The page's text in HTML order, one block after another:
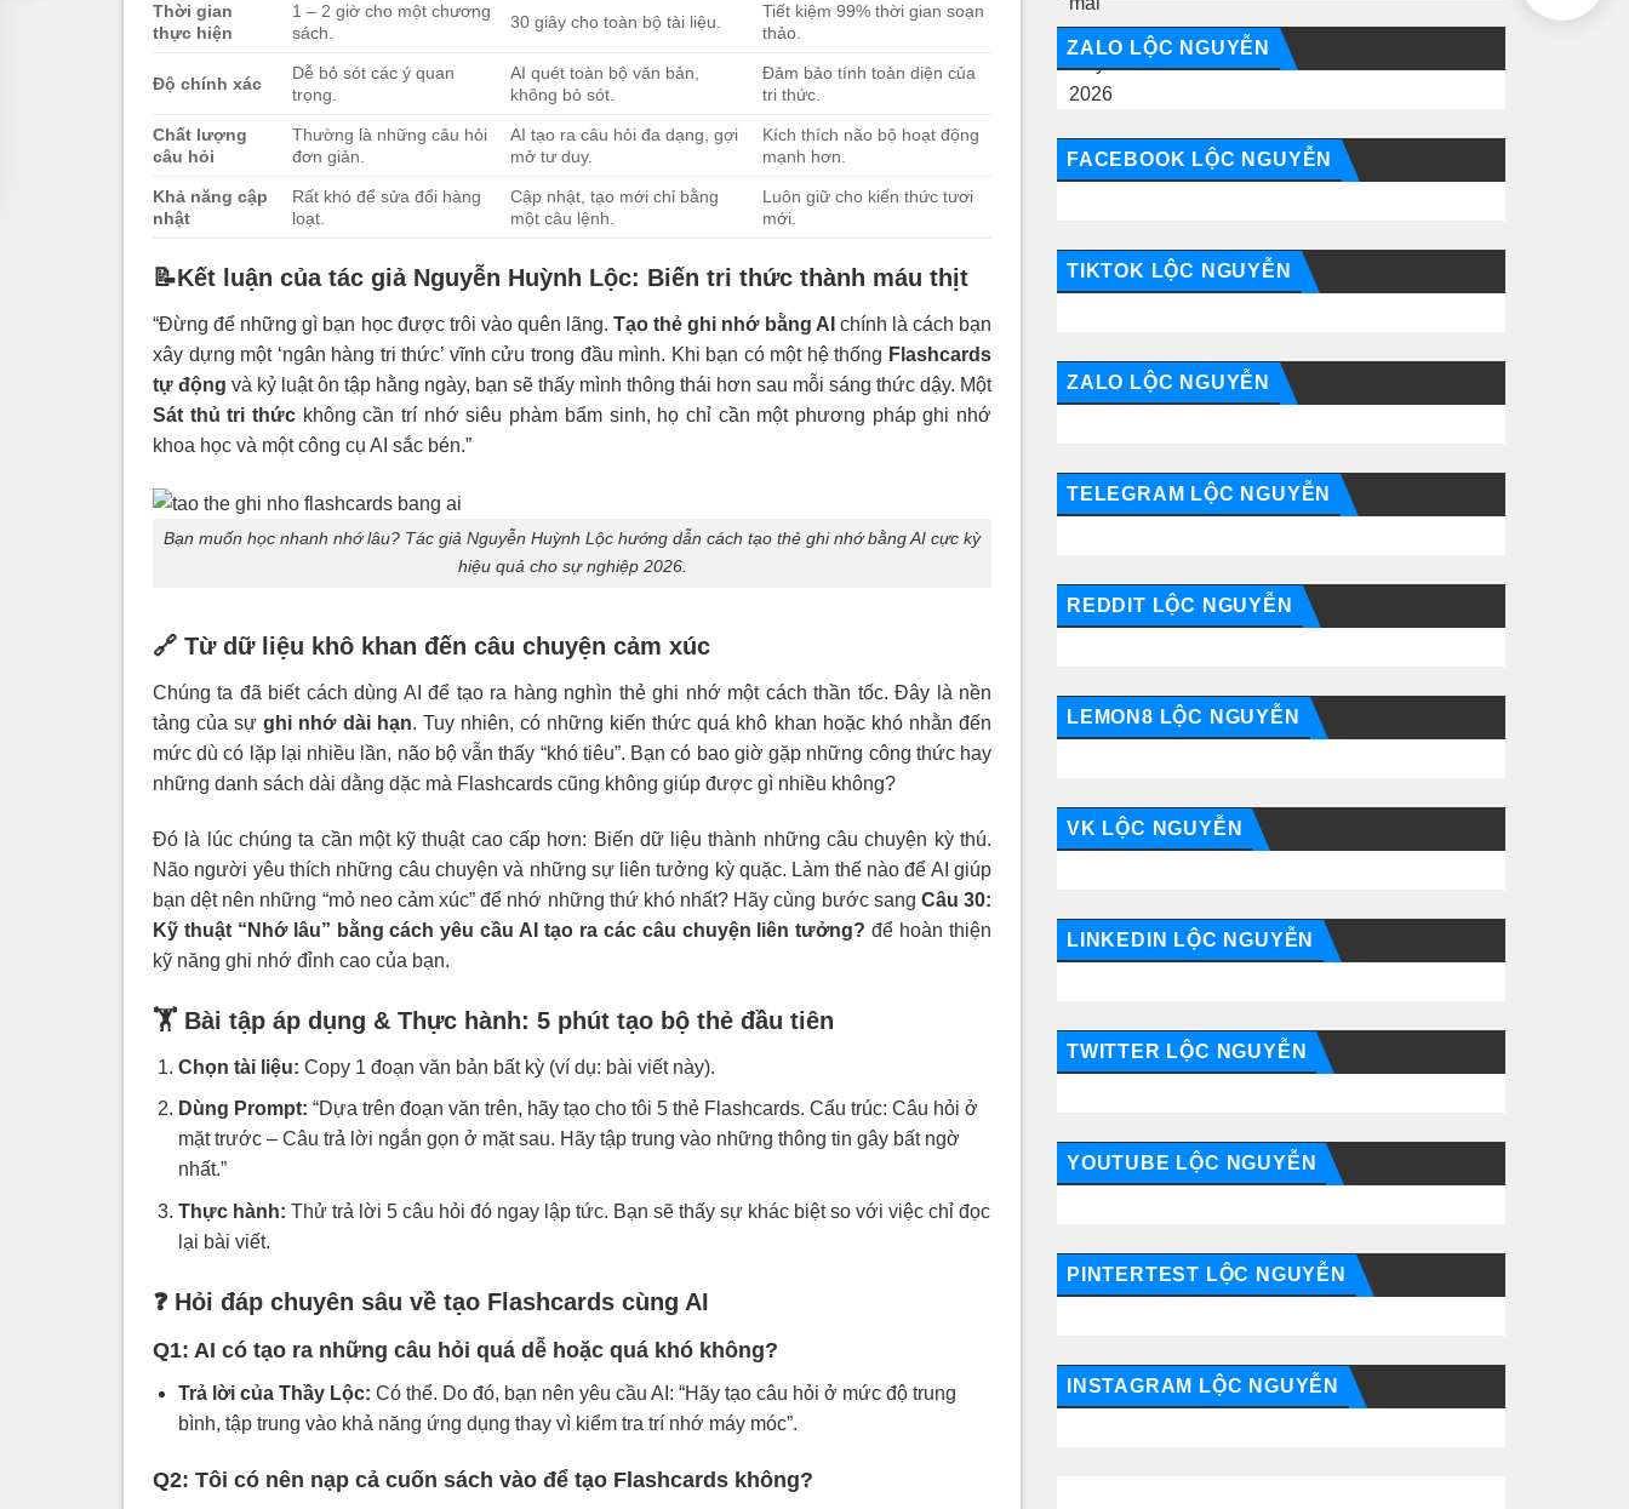
Thời gian
thực hiện
1 – 2 giờ cho một chương
sách.
30 giây cho toàn bộ tài liệu.
Tiết kiệm 99% thời gian soạn
thảo.
Độ chính xác
Dễ bỏ sót các ý quan
trọng.
AI quét toàn bộ văn bản,
không bỏ sót.
Đảm bảo tính toàn diện của
tri thức.
Chất lượng
câu hỏi
Thường là những câu hỏi
đơn giản.
AI tạo ra câu hỏi đa dạng, gợi
mở tư duy.
Kích thích não bộ hoạt động
mạnh hơn.
Khả năng cập
nhật
Rất khó để sửa đổi hàng
loạt.
Cập nhật, tạo mới chỉ bằng
một câu lệnh.
Luôn giữ cho kiến thức tươi
mới.
📝Kết luận của tác giả Nguyễn Huỳnh Lộc: Biến tri thức thành máu thịt
“Đừng để những gì bạn học được trôi vào quên lãng.Tạo thẻ ghi nhớ bằng AI chính là cách bạn
xây dựng một ‘ngân hàng tri thức’ vĩnh cửu trong đầu mình. Khi bạn có một hệ thống Flashcards
tự động và kỷ luật ôn tập hằng ngày, bạn sẽ thấy mình thông thái hơn sau mỗi sáng thức dậy. Một
Sát thủ tri thức không cần trí nhớ siêu phàm bẩm sinh, họ chỉ cần một phương pháp ghi nhớ
khoa học và một công cụ AI sắc bén.”
Bạn muốn học nhanh nhớ lâu? Tác giả Nguyễn Huỳnh Lộc hướng dẫn cách tạo thẻ ghi nhớ bằng AI cực kỳ
hiệu quả cho sự nghiệp 2026.
🔗 Từ dữ liệu khô khan đến câu chuyện cảm xúc
Chúng ta đã biết cách dùng AI để tạo ra hàng nghìn thẻ ghi nhớ một cách thần tốc. Đây là nền
tảng của sựghi nhớ dài hạn. Tuy nhiên, có những kiến thức quá khô khan hoặc khó nhằn đến
mức dù có lặp lại nhiều lần, não bộ vẫn thấy “khó tiêu”. Bạn có bao giờ gặp những công thức hay
những danh sách dài dằng dặc mà Flashcards cũng không giúp được gì nhiều không?
Đó là lúc chúng ta cần một kỹ thuật cao cấp hơn: Biến dữ liệu thành những câu chuyện kỳ thú.
Não người yêu thích những câu chuyện và những sự liên tưởng kỳ quặc. Làm thế nào để AI giúp
bạn dệt nên những “mỏ neo cảm xúc” để nhớ những thứ khó nhất? Hãy cùng bước sang Câu 30:
Kỹ thuật “Nhớ lâu” bằng cách yêu cầu AI tạo ra các câu chuyện liên tưởng? để hoàn thiện
kỹ năng ghi nhớ đỉnh cao của bạn.
🏋️ Bài tập áp dụng & Thực hành: 5 phút tạo bộ thẻ đầu tiên
Chọn tài liệu: Copy 1 đoạn văn bản bất kỳ (ví dụ: bài viết này).
Dùng Prompt: “Dựa trên đoạn văn trên, hãy tạo cho tôi 5 thẻ Flashcards. Cấu trúc: Câu hỏi ở
mặt trước – Câu trả lời ngắn gọn ở mặt sau. Hãy tập trung vào những thông tin gây bất ngờ
nhất.”
Thực hành: Thử trả lời 5 câu hỏi đó ngay lập tức. Bạn sẽ thấy sự khác biệt so với việc chỉ đọc
lại bài viết.
❓ Hỏi đáp chuyên sâu về tạo Flashcards cùng AI
Q1: AI có tạo ra những câu hỏi quá dễ hoặc quá khó không?
Trả lời của Thầy Lộc: Có thể. Do đó, bạn nên yêu cầu AI: “Hãy tạo câu hỏi ở mức độ trung
bình, tập trung vào khả năng ứng dụng thay vì kiểm tra trí nhớ máy móc”.
Q2: Tôi có nên nạp cả cuốn sách vào để tạo Flashcards không?
ZALO LỘC NGUYỄN
FACEBOOK LỘC NGUYỄN
TIKTOK LỘC NGUYỄN
ZALO LỘC NGUYỄN
TELEGRAM LỘC NGUYỄN
REDDIT LỘC NGUYỄN
LEMON8 LỘC NGUYỄN
VK LỘC NGUYỄN
LINKEDIN LỘC NGUYỄN
TWITTER LỘC NGUYỄN
YOUTUBE LỘC NGUYỄN
PINTERTEST LỘC NGUYỄN
INSTAGRAM LỘC NGUYỄN